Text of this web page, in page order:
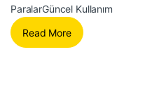
ParalarGüncel Kullanım
Read More